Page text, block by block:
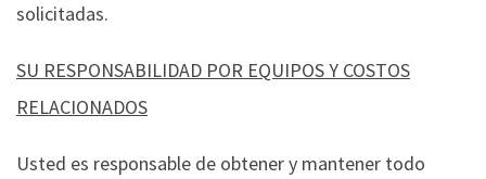
solicitadas.
SU RESPONSABILIDAD POR EQUIPOS Y COSTOS
RELACIONADOS
Usted es responsable de obtener y mantener todo